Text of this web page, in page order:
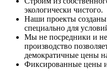
экологически чистого.
Наши проекты
специально для
Мы не посредники и
производство
демократичные цены
Фиксированные цены